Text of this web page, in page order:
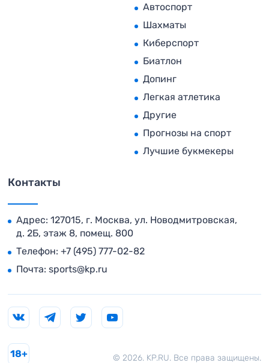
Автоспорт
Шахматы
Киберспорт
Биатлон
Допинг
Легкая атлетика
Другие
Прогнозы на спорт
Лучшие букмекеры
Контакты
Адрес: 127015, г. Москва, ул. Новодмитровская,
д. 2Б, этаж 8, помещ. 800
Телефон: +7 (495) 777-02-82
Почта: sports@kp.ru
© 2026. KP.RU. Все права защищены.
18+